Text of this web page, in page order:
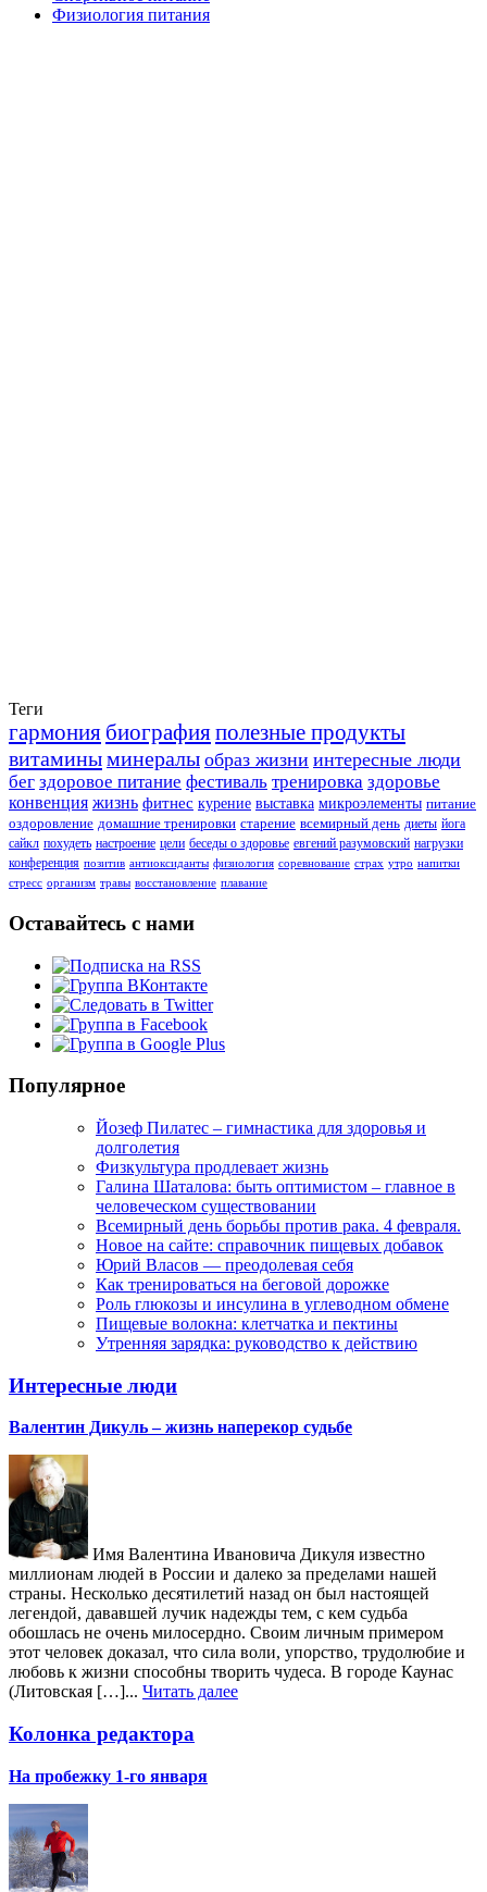
Физиология питания
Теги
гармония биографияполезные продукты
витаминыминералы образ жизни интересные люди
бег здоровое питание фестиваль тренировка здоровье
конвенция жизнь фитнес курение выставка микроэлементы питание
оздоровление домашние тренировки старение всемирный день диеты йога
сайкл похудеть настроение цели беседы о здоровье евгений разумовский нагрузки
конференция позитив антиоксиданты физиология соревнование страх утро напитки
стресс организм травы восстановление плавание
Оставайтесь с нами
Популярное
Йозеф Пилатес – гимнастика для здоровья и
долголетия
Физкультура продлевает жизнь
Галина Шаталова: быть оптимистом – главное в
человеческом существовании
Всемирный день борьбы против рака. 4 февраля.
Новое на сайте: справочник пищевых добавок
Юрий Власов — преодолевая себя
Как тренироваться на беговой дорожке
Роль глюкозы и инсулина в углеводном обмене
Пищевые волокна: клетчатка и пектины
Утренняя зарядка: руководство к действию
Интересные люди
Валентин Дикуль – жизнь наперекор судьбе
Имя Валентина Ивановича Дикуля известно
миллионам людей в России и далеко за пределами нашей
страны. Несколько десятилетий назад он был настоящей
легендой, дававшей лучик надежды тем, с кем судьба
обошлась не очень милосердно. Своим личным примером
этот человек доказал, что сила воли, упорство, трудолюбие и
любовь к жизни способны творить чудеса. В городе Каунас
(Литовская […]... Читать далее
Колонка редактора
На пробежку 1-го января